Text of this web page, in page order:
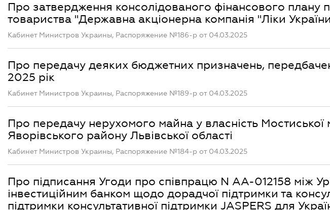
Про затвердження консолідованого фінансового плану
товариства "Державна акціонерна компанія "Ліки
Кабинет Министров Украины, Распоряжение №186-р от 04.03.2025
Про передачу деяких бюджетних призначень,
2025 рік
Кабинет Министров Украины, Распоряжение №189-р от 04.03.2025
Про передачу нерухомого майна у власність Мостиської
Яворівського району Львівської області
Кабинет Министров Украины, Распоряжение №184-р от 04.03.2025
Про підписання Угоди про співпрацю N AA-012158 між
інвестиційним банком щодо дорадчої підтримки та
підтримки консультативної підтримки JASPERS для